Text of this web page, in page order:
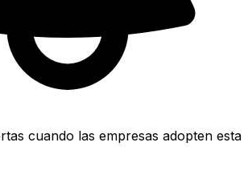
cuando las empresas adopten esta